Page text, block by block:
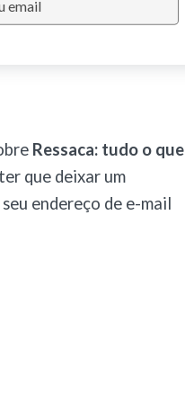
Ressaca: tudo o que
que deixar um
endereço de e-mail